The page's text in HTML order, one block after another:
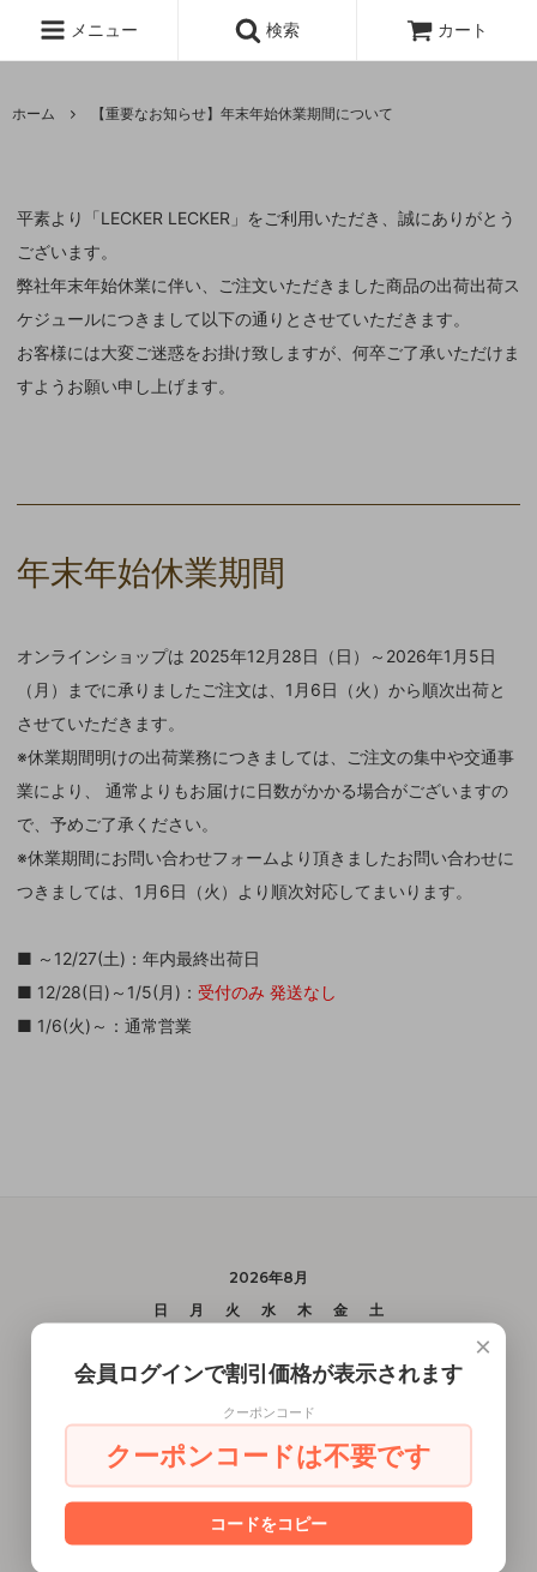
メニュー 検索 カート
ホーム 【重要なお知らせ】年末年始休業期間について
平素より「LECKER LECKER」をご利用いただき、誠にありがとう
ございます。
弊社年末年始休業に伴い、ご注文いただきました商品の出荷出荷ス
ケジュールにつきまして以下の通りとさせていただきます。
お客様には大変ご迷惑をお掛け致しますが、何卒ご了承いただけま
すようお願い申し上げます。
年末年始休業期間
オンラインショップは 2025年12月28日（日）～2026年1月5日
（月）までに承りましたご注文は、1月6日（火）から順次出荷と
させていただきます。
※休業期間明けの出荷業務につきましては、ご注文の集中や交通事
業により、 通常よりもお届けに日数がかかる場合がございますの
で、予めご了承ください。
※休業期間にお問い合わせフォームより頂きましたお問い合わせに
つきましては、1月6日（火）より順次対応してまいります。
■ ～12/27(土)：年内最終出荷日
■ 12/28(日)～1/5(月)： 受付のみ 発送なし
■ 1/6(火)～：通常営業
2026年8月
日
月 火 水 木 金
土
2
3 4 5 6 7
8
11 12 13
23
24 25 27 28
29
30
31
×
会員ログインで割引価格が表示されます
クーポンコード
クーポンコードは不要です
コードをコピー